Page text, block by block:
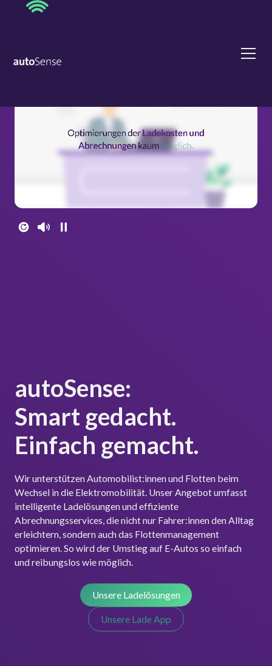
autoSense:
Smart gedacht.
Einfach gemacht.
Wir unterstützen Automobilist:innen und Flotten beim
Wechsel in die Elektromobilität. Unser Angebot umfasst
intelligente Ladelösungen und effiziente
Abrechnungsservices, die nicht nur Fahrer:innen den Alltag
erleichtern, sondern auch das Flottenmanagement
optimieren. So wird der Umstieg auf E-Autos so einfach
und reibungslos wie möglich.
Unsere Ladelösungen
Unsere Lade App